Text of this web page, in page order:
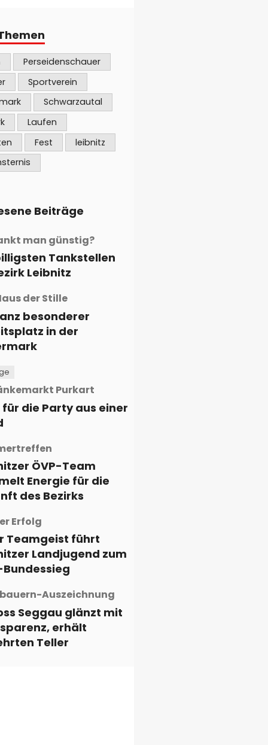
Perseidenschauer
Sportverein
Schwarzautal
Laufen
Fest
leibnitz
Beiträge
man günstig?
Tankstellen
Leibnitz
der Stille
besonderer
in der
Purkart
für die Party aus einer
ÖVP-Team
Energie für die
des Bezirks
Erfolg
Teamgeist führt
Landjugend zum
Auszeichnung
Seggau glänzt mit
erhält
Teller